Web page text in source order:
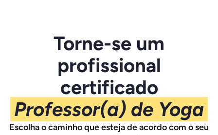
Torne-se um
profissional
certificado
Professor(a) de Yoga
Escolha o caminho que esteja de acordo com o seu